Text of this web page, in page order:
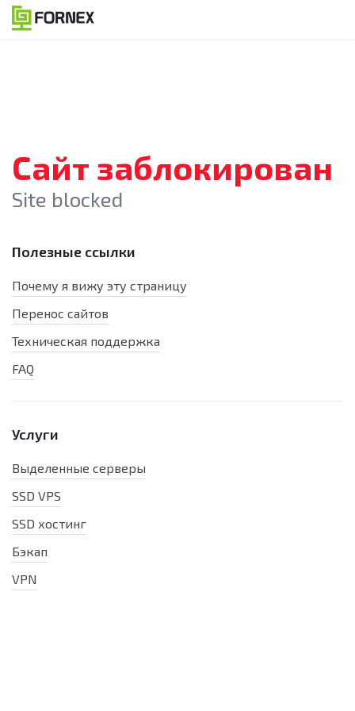
Сайт заблокирован
Site blocked
Полезные ссылки
Почему я вижу эту страницу
Перенос сайтов
Техническая поддержка
FAQ
Услуги
Выделенные серверы
SSD VPS
SSD хостинг
Бэкап
VPN